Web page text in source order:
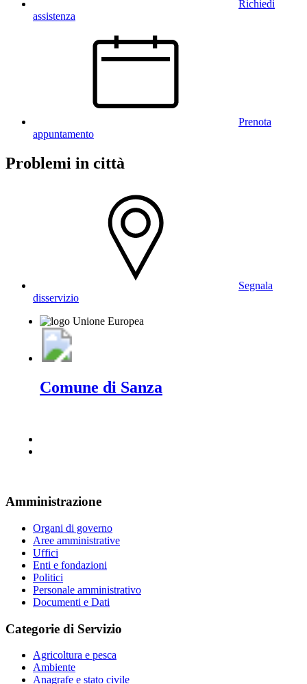
Richiedi
assistenza
Prenota
appuntamento
Problemi in città
Segnala
disservizio
Comune di Sanza
Amministrazione
Organi di governo
Aree amministrative
Uffici
Enti e fondazioni
Politici
Personale amministrativo
Documenti e Dati
Categorie di Servizio
Agricoltura e pesca
Ambiente
Anagrafe e stato civile